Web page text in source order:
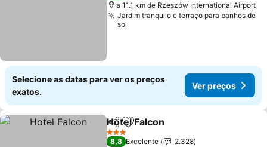
a 11.1 km de Rzeszów International Airport
Jardim tranquilo e terraço para banhos de
sol
Selecione as datas para ver os preços
exatos.
Ver preços
PartilharAdicionar aos favoritos
Hotel Falcon
3 Estrelas
8,8 Excelente
2.328